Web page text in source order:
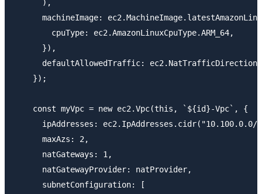
      ),
machineImage:
        cpuType: ec2.AmazonLinuxCpuType.ARM_64,
      }),
defaultAllowedTraffic:
    });
    const myVpc = new ec2.Vpc(this, `${id}-Vpc`, {
ipAddresses: ec2.IpAddresses.cidr("10.100.0.0/
      maxAzs: 2,
      natGateways: 1,
      natGatewayProvider: natProvider,
      subnetConfiguration: [